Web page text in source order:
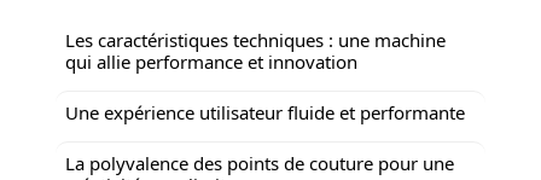
Les caractéristiques techniques : une machine
qui allie performance et innovation
Une expérience utilisateur fluide et performante
La polyvalence des points de couture pour une